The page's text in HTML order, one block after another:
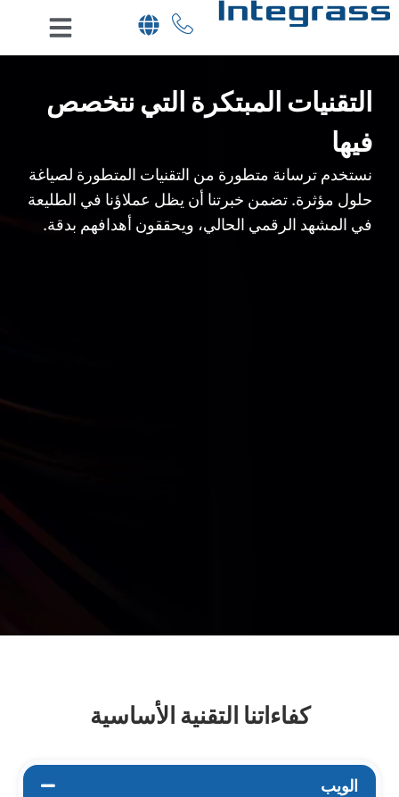
التقنيات المبتكرة التي نتخصص
فيها
نستخدم ترسانة متطورة من التقنيات المتطورة لصياغة
حلول مؤثرة. تضمن خبرتنا أن يظل عملاؤنا في الطليعة
في المشهد الرقمي الحالي، ويحققون أهدافهم بدقة.
كفاءاتنا التقنية الأساسية
الويب